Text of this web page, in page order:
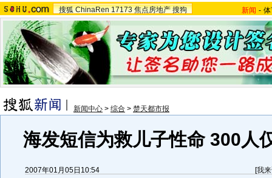
搜狐 ChinaRen 17173 焦点房地产 搜狗 新闻 -
新闻中心 > 综合 > 楚天都市报
海发短信为救儿子性命 300人
2007年01月05日10:54 [我